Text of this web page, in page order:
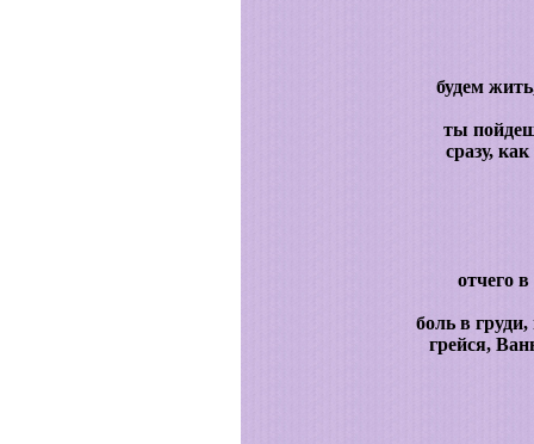
будем
ты
сразу,
отчего
боль в
грейся,